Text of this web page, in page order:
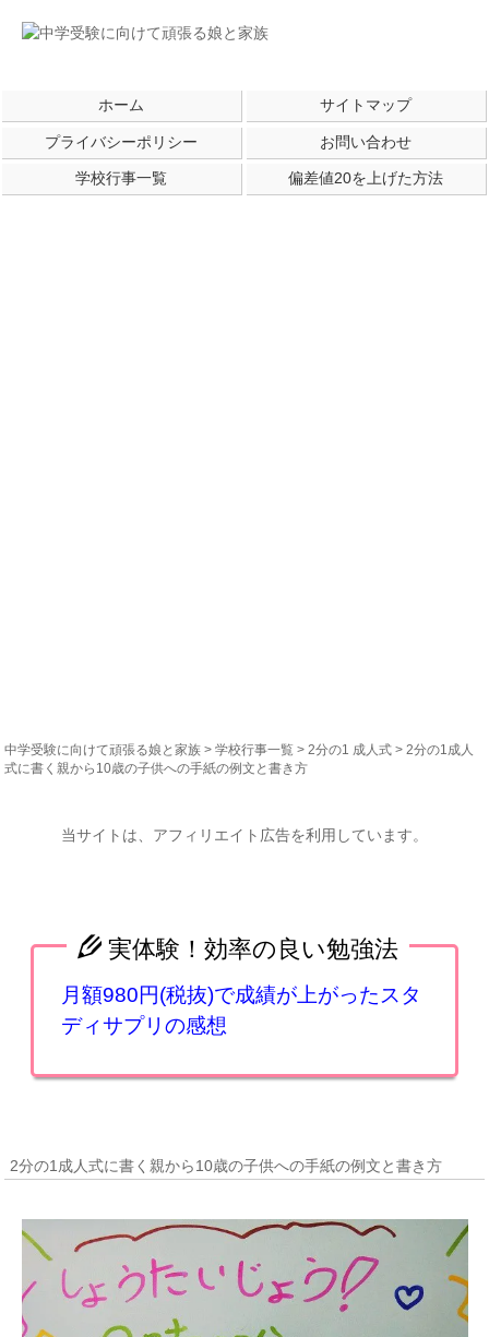
ホーム サイトマップ
プライバシーポリシー お問い合わせ
学校行事一覧 偏差値20を上げた方法
中学受験に向けて頑張る娘と家族 >学校行事一覧 >2分の1 成人式 > 2分の1成人
式に書く親から10歳の子供への手紙の例文と書き方
当サイトは、アフィリエイト広告を利用しています。
実体験！効率の良い勉強法
月額980円(税抜)で成績が上がったスタ
ディサプリの感想
2分の1成人式に書く親から10歳の子供への手紙の例文と書き方